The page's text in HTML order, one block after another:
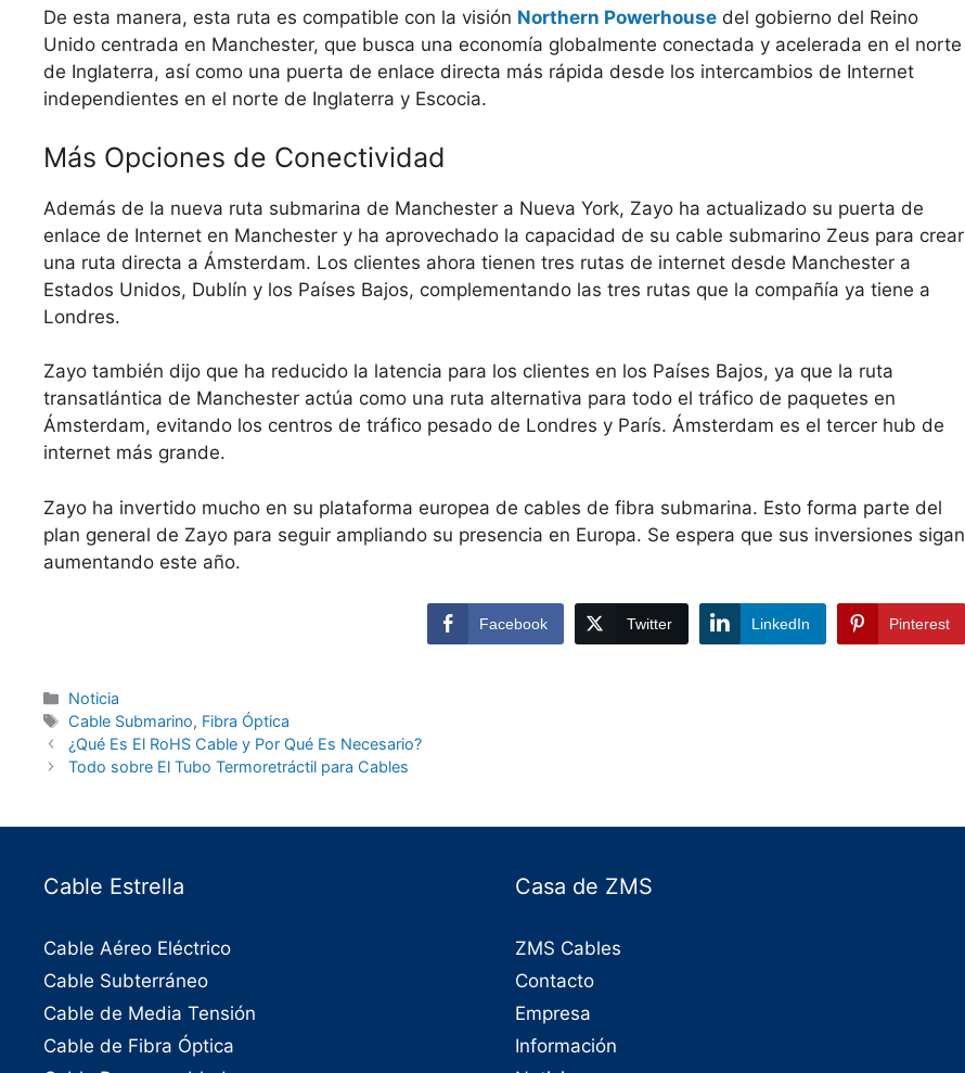
De esta manera, esta ruta es compatible con la visión Northern Powerhouse del gobierno del Reino
Unido centrada en Manchester, que busca una economía globalmente conectada y acelerada en el norte
de Inglaterra, así como una puerta de enlace directa más rápida desde los intercambios de Internet
independientes en el norte de Inglaterra y Escocia.
Más Opciones de Conectividad
Además de la nueva ruta submarina de Manchester a Nueva York, Zayo ha actualizado su puerta de
enlace de Internet en Manchester y ha aprovechado la capacidad de su cable submarino Zeus para crear
una ruta directa a Ámsterdam. Los clientes ahora tienen tres rutas de internet desde Manchester a
Estados Unidos, Dublín y los Países Bajos, complementando las tres rutas que la compañía ya tiene a
Londres.
Zayo también dijo que ha reducido la latencia para los clientes en los Países Bajos, ya que la ruta
transatlántica de Manchester actúa como una ruta alternativa para todo el tráfico de paquetes en
Ámsterdam, evitando los centros de tráfico pesado de Londres y París. Ámsterdam es el tercer hub de
internet más grande.
Zayo ha invertido mucho en su plataforma europea de cables de fibra submarina. Esto forma parte del
plan general de Zayo para seguir ampliando su presencia en Europa. Se espera que sus inversiones sigan
aumentando este año.
Facebook Twitter LinkedIn Pinterest
Noticia
Cable Submarino, Fibra Óptica
¿Qué Es El RoHS Cable y Por Qué Es Necesario?
Todo sobre El Tubo Termoretráctil para Cables
Cable Estrella
Cable Aéreo Eléctrico
Cable Subterráneo
Cable de Media Tensión
Cable de Fibra Óptica
Casa de ZMS
ZMS Cables
Contacto
Empresa
Información